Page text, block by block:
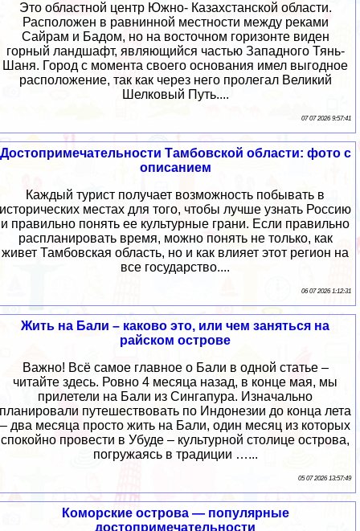
Это областной центр Южно- Казахстанской области.
Расположен в равнинной местности между реками
Сайрам и Бадом, но на восточном горизонте виден
горный ландшафт, являющийся частью Западного Тянь-
Шаня. Город с момента своего основания имел выгодное
расположение, так как через него пролегал Великий
Шелковый Путь....
07 07 2026 9:57:41
Достопримечательности Тамбовской области: фото с
описанием
Каждый турист получает возможность побывать в
исторических местах для того, чтобы лучше узнать Россию
и правильно понять ее культурные грани. Если правильно
распланировать время, можно понять не только, как
живет Тамбовская область, но и как влияет этот регион на
все государство....
06 07 2026 1:12:31
Жить на Бали – каково это, или чем заняться на
райском острове
Важно! Всё самое главное о Бали в одной статье –
читайте здесь. Ровно 4 месяца назад, в конце мая, мы
прилетели на Бали из Сингапура. Изначально
планировали путешествовать по Индонезии до конца лета
– два месяца просто жить на Бали, один месяц из которых
спокойно провести в Убуде – культурной столице острова,
погружаясь в традиции …...
05 07 2026 13:57:49
Коморские острова — популярные
достопримечательности